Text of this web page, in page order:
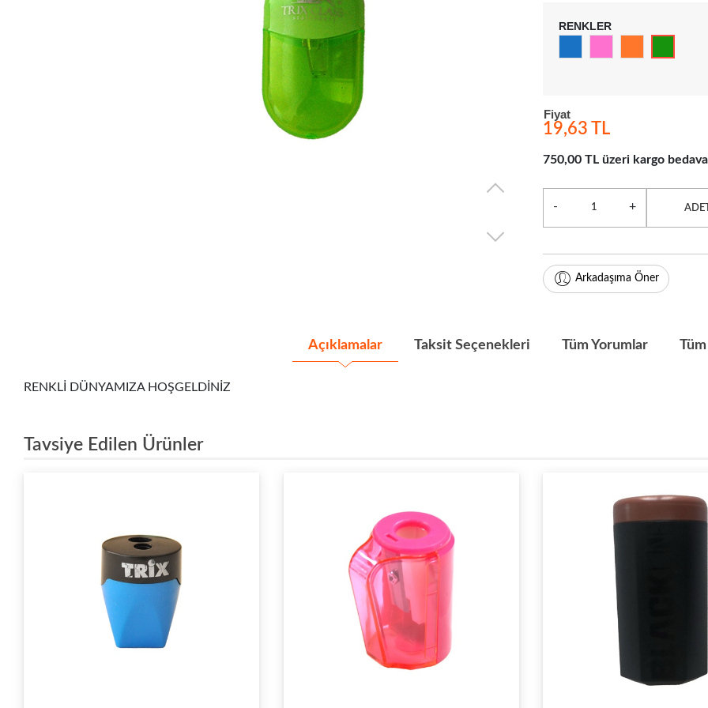
RENKLER
Fiyat
19,63 TL
750,00 TL üzeri kargo bedava
- +
Arkadaşıma Öner
Açıklamalar Taksit Seçenekleri Tüm Yorumlar
RENKLİ DÜNYAMIZA HOŞGELDİNİZ
Tavsiye Edilen Ürünler